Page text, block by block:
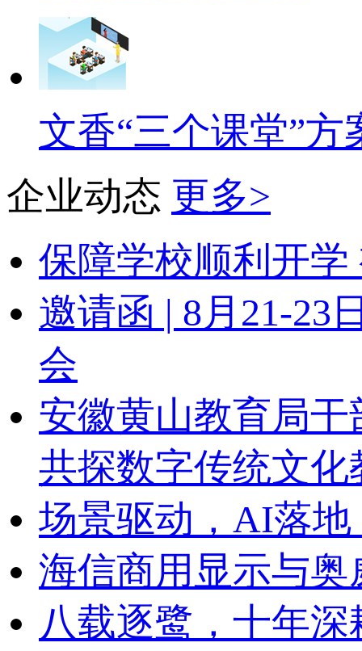
文香“三个课堂”方
企业动态 更多>
保障学校顺利开
邀请函 | 8月21-23
会
安徽黄山教育局
共探数字传统文化
场景驱动，AI落
海信商用显示与
八载逐鹭，十年